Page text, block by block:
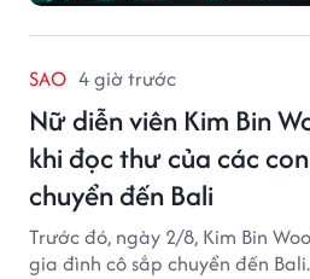
SAO 4 giờ trước
Nữ diễn viên Kim Bin
khi đọc thư của các
chuyển đến Bali
Trước đó, ngày 2/8, Kim Bin
gia đình cô sắp chuyển đến Bali.